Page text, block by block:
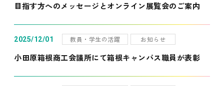
目指す方へのメッセージとオンライン展覧会のご案内
2025/12/01 教員・学生の活躍 お知らせ
小田原箱根商工会議所にて箱根キャンパス職員が表彰